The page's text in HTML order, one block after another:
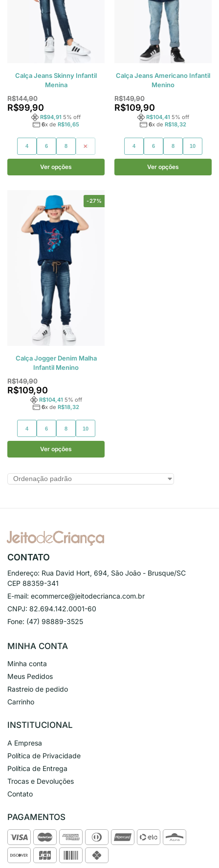
Calça Jeans Skinny Infantil
Menina
R$144,90
R$99,90
R$94,91 5% off
6x de R$16,65
4 6 8 10
Ver opções
Calça Jeans Americano Infantil
Menino
R$149,90
R$109,90
R$104,41 5% off
6x de R$18,32
4 6 8 10
Ver opções
-27%
Calça Jogger Denim Malha
Infantil Menino
R$149,90
R$109,90
R$104,41 5% off
6x de R$18,32
4 6 8 10
Ver opções
CONTATO
Endereço: Rua David Hort, 694, São João - Brusque/SC
CEP 88359-341
E-mail: ecommerce@jeitodecrianca.com.br
CNPJ: 82.694.142.0001-60
Fone: (47) 98889-3525
MINHA CONTA
Minha conta
Meus Pedidos
Rastreio de pedido
Carrinho
INSTITUCIONAL
A Empresa
Política de Privacidade
Política de Entrega
Trocas e Devoluções
Contato
PAGAMENTOS